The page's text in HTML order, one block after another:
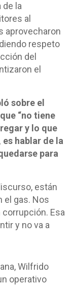
de la
al
aprovecharon
respeto
del
el
sobre el
“no tiene
y lo que
hablar de la
para
están
el gas. Nos
corrupción. Esa
y no va a
Wilfrido
operativo